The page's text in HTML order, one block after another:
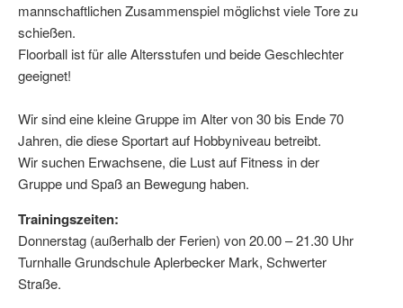
mannschaftlichen Zusammenspiel möglichst viele Tore zu
schießen.
Floorball ist für alle Altersstufen und beide Geschlechter
geeignet!
Wir sind eine kleine Gruppe im Alter von 30 bis Ende 70
Jahren, die diese Sportart auf Hobbyniveau betreibt.
Wir suchen Erwachsene, die Lust auf Fitness in der
Gruppe und Spaß an Bewegung haben.
Trainingszeiten:
Donnerstag (außerhalb der Ferien) von 20.00 – 21.30 Uhr
Turnhalle Grundschule Aplerbecker Mark, Schwerter
Straße.